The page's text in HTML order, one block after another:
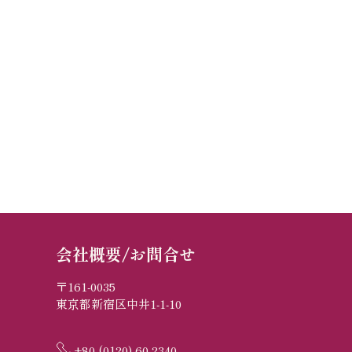
会社概要/お問合せ
〒161-0035
東京都新宿区中井1-1-10